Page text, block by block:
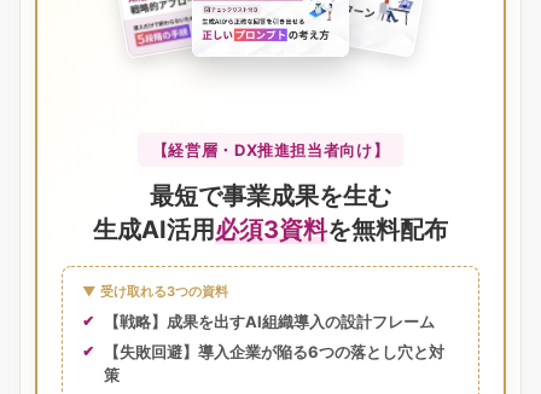
【経営層・DX推進担当者向け】
最短で事業成果を生む
生成AI活用必須3資料を無料配布
▼ 受け取れる3つの資料
【戦略】成果を出すAI組織導入の設計フレーム
【失敗回避】導入企業が陥る6つの落とし穴と対
策